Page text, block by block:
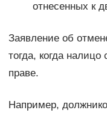
отнесенных к
Заявление об
тогда, когда
праве.
Например,